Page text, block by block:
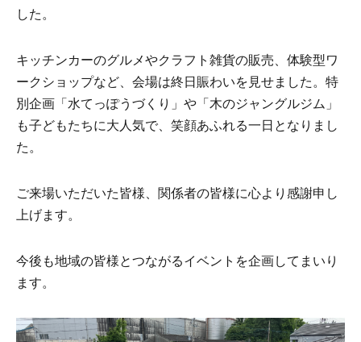
した。
キッチンカーのグルメやクラフト雑貨の販売、体験型ワ
ークショップなど、会場は終日賑わいを見せました。特
別企画「水てっぽうづくり」や「木のジャングルジム」
も子どもたちに大人気で、笑顔あふれる一日となりまし
た。
ご来場いただいた皆様、関係者の皆様に心より感謝申し
上げます。
今後も地域の皆様とつながるイベントを企画してまいり
ます。